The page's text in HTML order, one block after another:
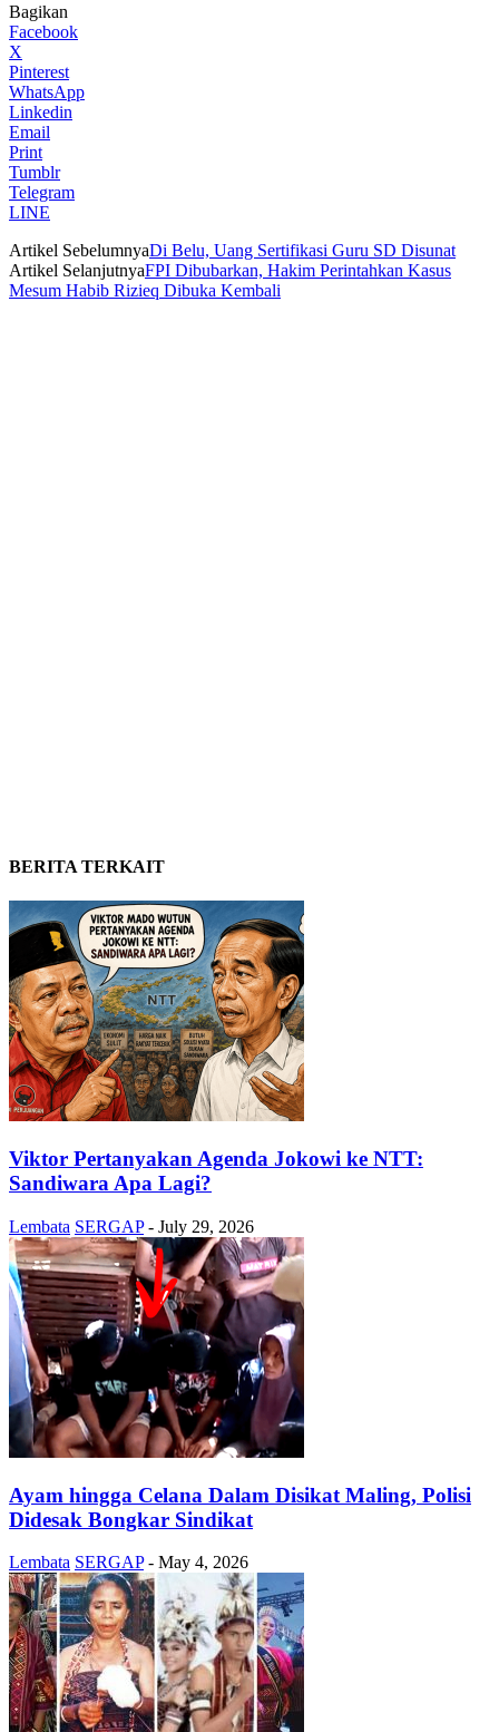
Bagikan
Facebook
X
Pinterest
WhatsApp
Linkedin
Email
Print
Tumblr
Telegram
LINE
Artikel SebelumnyaDi Belu, Uang Sertifikasi Guru SD Disunat
Artikel SelanjutnyaFPI Dibubarkan, Hakim Perintahkan Kasus
Mesum Habib Rizieq Dibuka Kembali
BERITA TERKAIT
Viktor Pertanyakan Agenda Jokowi ke NTT:
Sandiwara Apa Lagi?
Lembata SERGAP - July 29, 2026
Ayam hingga Celana Dalam Disikat Maling, Polisi
Didesak Bongkar Sindikat
Lembata SERGAP - May 4, 2026